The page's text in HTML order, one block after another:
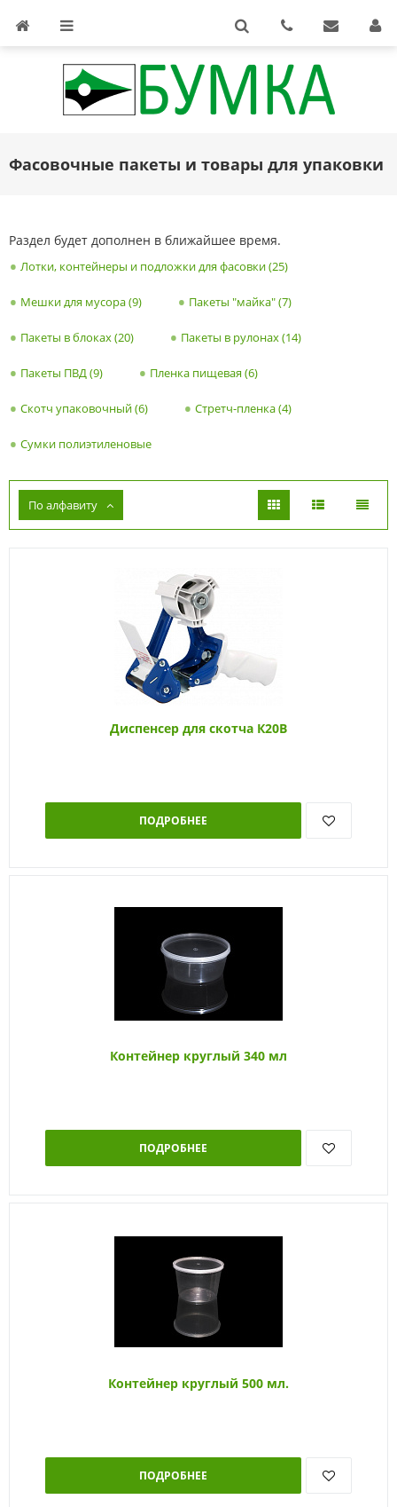
Фасовочные пакеты и товары для упаковки
Раздел будет дополнен в ближайшее время.
Лотки, контейнеры и подложки для фасовки (25)
Мешки для мусора (9) Пакеты "майка" (7)
Пакеты в блоках (20) Пакеты в рулонах (14)
Пакеты ПВД (9) Пленка пищевая (6)
Скотч упаковочный (6) Стретч-пленка (4)
Сумки полиэтиленовые
По алфавиту
Диспенсер для скотча К20В
ПОДРОБНЕЕ
Контейнер круглый 340 мл
ПОДРОБНЕЕ
Контейнер круглый 500 мл.
ПОДРОБНЕЕ